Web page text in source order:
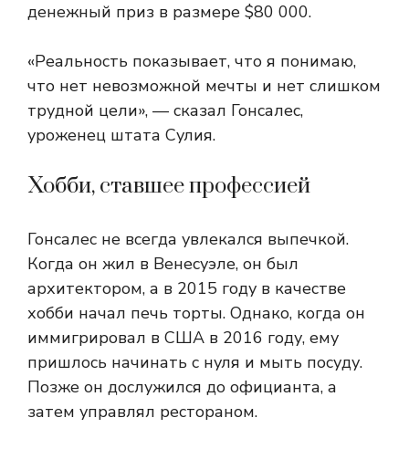
денежный приз в размере $80 000.
«Реальность показывает, что я понимаю,
что нет невозможной мечты и нет слишком
трудной цели», — сказал Гонсалес,
уроженец штата Сулия.
Хобби, ставшее профессией
Гонсалес не всегда увлекался выпечкой.
Когда он жил в Венесуэле, он был
архитектором, а в 2015 году в качестве
хобби начал печь торты. Однако, когда он
иммигрировал в США в 2016 году, ему
пришлось начинать с нуля и мыть посуду.
Позже он дослужился до официанта, а
затем управлял рестораном.